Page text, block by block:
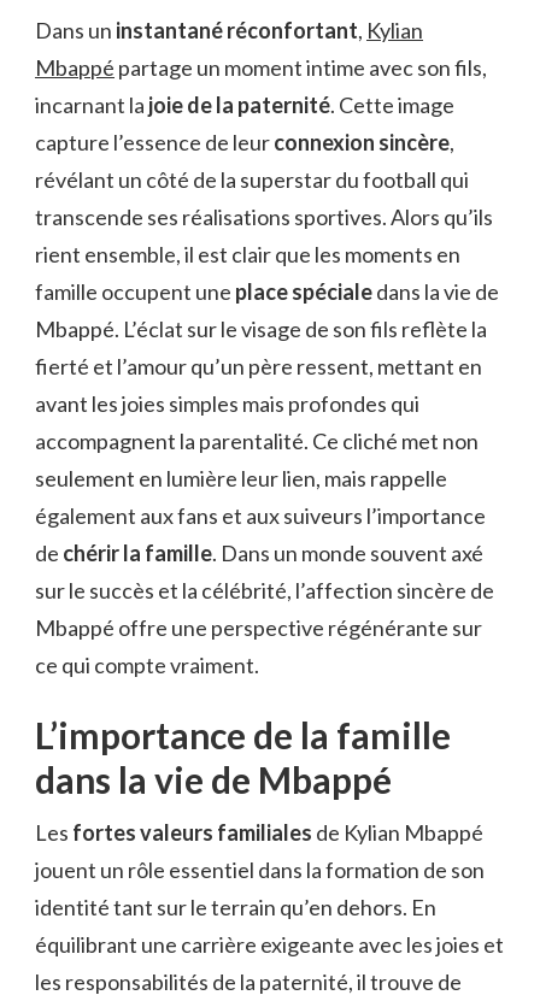
Dans un instantané réconfortant, Kylian
Mbappé partage un moment intime avec son fils,
incarnant la joie de la paternité. Cette image
capture l’essence de leurconnexion sincère,
révélant un côté de la superstar du football qui
transcende ses réalisations sportives. Alors qu’ils
rient ensemble, il est clair que les moments en
famille occupent une place spécialedans la vie de
Mbappé. L’éclat sur le visage de son fils reflète la
fierté et l’amour qu’un père ressent, mettant en
avant les joies simples mais profondes qui
accompagnent la parentalité. Ce cliché met non
seulement en lumière leur lien, mais rappelle
également aux fans et aux suiveurs l’importance
de chérir la famille. Dans un monde souvent axé
sur le succès et la célébrité, l’affection sincère de
Mbappé offre une perspective régénérante sur
ce qui compte vraiment.
L’importance de la famille
dans la vie de Mbappé
Les fortes valeurs familiales de Kylian Mbappé
jouent un rôle essentiel dans la formation de son
identité tant sur le terrain qu’en dehors. En
équilibrant une carrière exigeante avec les joies et
les responsabilités de la paternité, il trouve de